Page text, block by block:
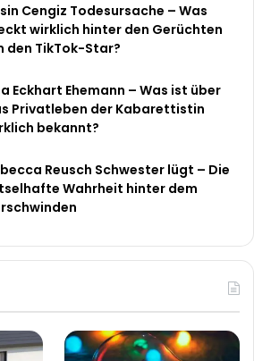
Cengiz Todesursache – Was
wirklich hinter den Gerüchten
den TikTok-Star?
Eckhart Ehemann – Was ist über
Privatleben der Kabarettistin
bekannt?
Reusch Schwester lügt – Die
Wahrheit hinter dem